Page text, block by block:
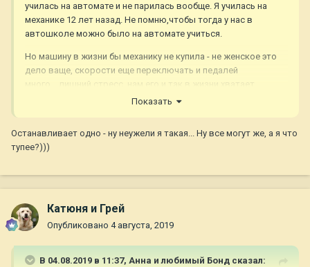
училась на автомате и не парилась вообще. Я училась на
механике 12 лет назад. Не помню,чтобы тогда у нас в
автошколе можно было на автомате учиться.
Но машину в жизни бы механику не купила - не женское это
дело ваще, скорости еще переключать и педалей
много....лишний стресс, нам его и так в жизни хватает.
Показать
Останавливает одно - ну неужели я такая... Ну все могут же, а я что
тупее?)))
Катюня и Грей
Опубликовано 4 августа, 2019
В 04.08.2019 в 11:37, Анна и любимый Бонд сказал: